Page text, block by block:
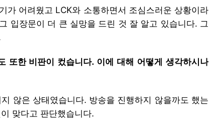
가 어려웠고 LCK와 소통하면서 조심스러운 상황이라
입장문이 더 큰 실망을 드린 것 잘 알고 있습니다. 그
또한 비판이 컸습니다. 이에 대해 어떻게 생각하시나
않은 상태였습니다. 방송을 진행하지 않을까도 했는
맞다고 판단했습니다.